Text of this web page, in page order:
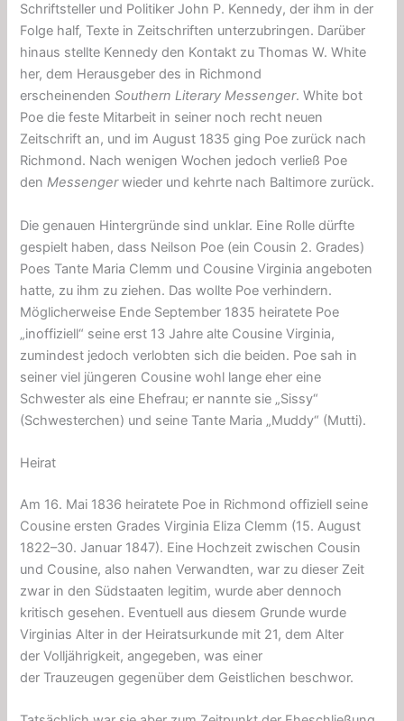
Schriftsteller und Politiker John P. Kennedy, der ihm in der
Folge half, Texte in Zeitschriften unterzubringen. Darüber
hinaus stellte Kennedy den Kontakt zu Thomas W. White
her, dem Herausgeber des in Richmond
erscheinendenSouthern Literary Messenger. White bot
Poe die feste Mitarbeit in seiner noch recht neuen
Zeitschrift an, und im August 1835 ging Poe zurück nach
Richmond. Nach wenigen Wochen jedoch verließ Poe
denMessengerwieder und kehrte nach Baltimore zurück.
Die genauen Hintergründe sind unklar. Eine Rolle dürfte
gespielt haben, dass Neilson Poe (ein Cousin 2. Grades)
Poes Tante Maria Clemm und Cousine Virginia angeboten
hatte, zu ihm zu ziehen. Das wollte Poe verhindern.
Möglicherweise Ende September 1835 heiratete Poe
„inoffiziell“ seine erst 13 Jahre alte Cousine Virginia,
zumindest jedoch verlobten sich die beiden. Poe sah in
seiner viel jüngeren Cousine wohl lange eher eine
Schwester als eine Ehefrau; er nannte sie „Sissy“
(Schwesterchen) und seine Tante Maria „Muddy“ (Mutti).
Heirat
Am 16. Mai 1836 heiratete Poe in Richmond offiziell seine
Cousine ersten Grades Virginia Eliza Clemm (15. August
1822–30. Januar 1847). Eine Hochzeit zwischen Cousin
und Cousine, also nahen Verwandten, war zu dieser Zeit
zwar in den Südstaaten legitim, wurde aber dennoch
kritisch gesehen. Eventuell aus diesem Grunde wurde
Virginias Alter in der Heiratsurkunde mit 21, dem Alter
der Volljährigkeit, angegeben, was einer
der Trauzeugen gegenüber dem Geistlichen beschwor.